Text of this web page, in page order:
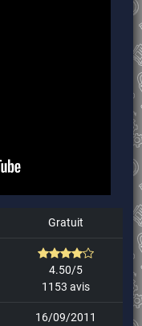
Gratuit
4.50/5
1153 avis
16/09/2011